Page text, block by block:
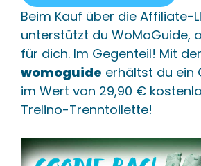
Beim Kauf über die Affiliate-
unterstützt du WoMoGuide,
für dich. Im Gegenteil! Mit
womoguide erhältst du ein
im Wert von 29,90 €
Trelino-Trenntoilette!